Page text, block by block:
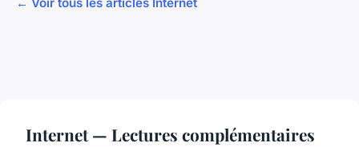
Internet — Lectures complémentaires